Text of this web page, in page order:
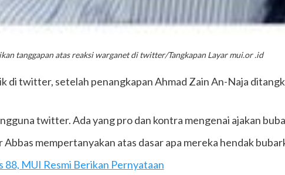
tanggapan atas reaksi warganet di twitter/Tangkapan Layar mui.or .id
di twitter, setelah penangkapan Ahmad Zain An-Naja
twitter. Ada yang pro dan kontra mengenai ajakan
mempertanyakan atas dasar apa mereka hendak
MUI Resmi Berikan Pernyataan